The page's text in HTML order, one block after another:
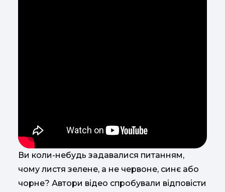
Ви коли-небудь задавалися питанням,
чому листя зелене, а не червоне, синє або
чорне? Автори відео спробували відповісти